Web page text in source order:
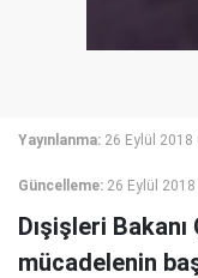
Yayınlanma: 26 Eylül 2018
Güncelleme: 26 Eylül
Dışişleri
mücadelenin